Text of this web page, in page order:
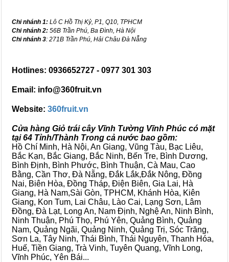
Chi nhánh 1: Lô C Hồ Thị Kỷ, P1, Q10, TPHCM
Chi nhánh 2: 56B Trần Phú, Ba Đình, Hà Nội
Chi nhánh 3: 271B Trần Phú, Hải Châu Đà Nẵng
Hotlines: 0936652727 - 0977 301 303
Email: info@360fruit.vn
Website: 360fruit.vn
Cửa hàng Giỏ trái cây Vĩnh Tường Vĩnh Phúc có mặt
tại 64 Tỉnh/Thành Trong cả nước bao gồm:
Hồ Chí Minh, Hà Nội, An Giang, Vũng Tàu, Bạc Liêu,
Bắc Kạn, Bắc Giang, Bắc Ninh, Bến Tre, Bình Dương,
Bình Định, Bình Phước, Bình Thuận, Cà Mau, Cao
Bằng, Cần Thơ, Đà Nẵng, Đắk Lắk,Đắk Nông, Đồng
Nai, Biên Hòa, Đồng Tháp, Điện Biên, Gia Lai, Hà
Giang, Hà Nam,Sài Gòn, TPHCM, Khánh Hòa, Kiên
Giang, Kon Tum, Lai Châu, Lào Cai, Lạng Sơn, Lâm
Đồng, Đà Lạt, Long An, Nam Định, Nghệ An, Ninh Bình,
Ninh Thuận, Phú Thọ, Phú Yên, Quảng Bình, Quảng
Nam, Quảng Ngãi, Quảng Ninh, Quảng Trị, Sóc Trăng,
Sơn La, Tây Ninh, Thái Bình, Thái Nguyên, Thanh Hóa,
Huế, Tiền Giang, Trà Vinh, Tuyên Quang, Vĩnh Long,
Vĩnh Phúc, Yên Bái...